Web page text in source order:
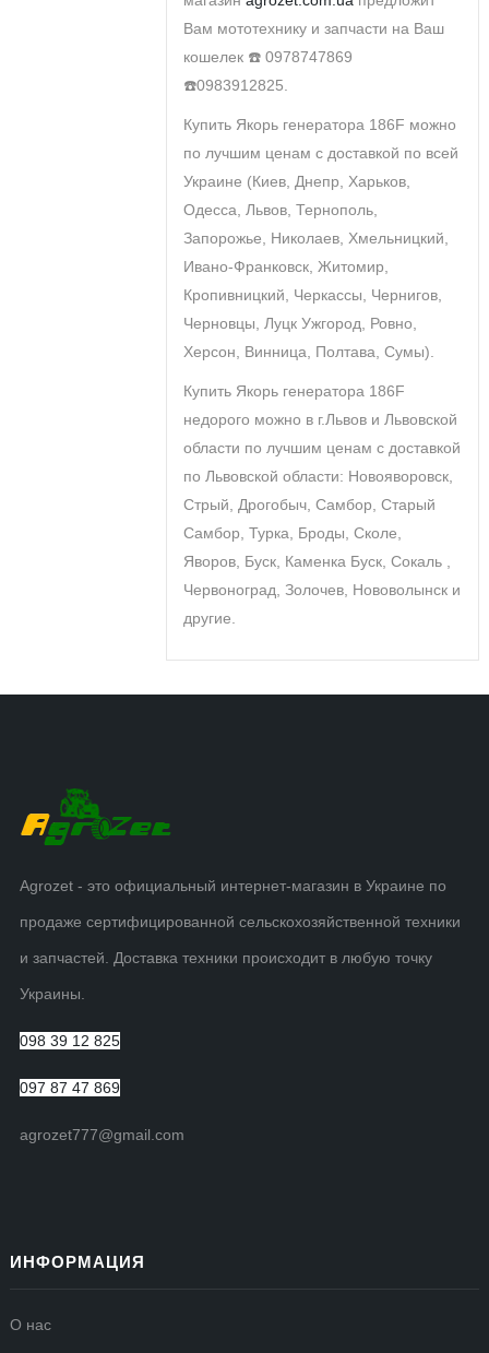
Вам мототехнику и запчасти на Ваш
кошелек ☎️ 0978747869
☎️0983912825.
Купить Якорь генератора 186F можно
по лучшим ценам с доставкой по всей
Украине (Киев, Днепр, Харьков,
Одесса, Львов, Тернополь,
Запорожье, Николаев, Хмельницкий,
Ивано-Франковск, Житомир,
Кропивницкий, Черкассы, Чернигов,
Черновцы, Луцк Ужгород, Ровно,
Херсон, Винница, Полтава, Сумы).
Купить Якорь генератора 186F
недорого можно в г.Львов и Львовской
области по лучшим ценам с доставкой
по Львовской области: Новояворовск,
Стрый, Дрогобыч, Самбор, Старый
Самбор, Турка, Броды, Сколе,
Яворов, Буск, Каменка Буск, Сокаль ,
Червоноград, Золочев, Нововолынск и
другие.
Agrozet - это официальный интернет-магазин в Украине по
продаже сертифицированной сельскохозяйственной техники
и запчастей. Доставка техники происходит в любую точку
Украины.
098 39 12 825
097 87 47 869
agrozet777@gmail.com
ИНФОРМАЦИЯ
О нас